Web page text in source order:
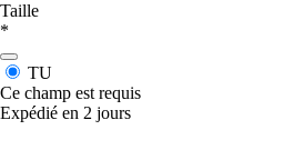
Taille
*
TU
Ce champ est requis
Expédié en 2 jours